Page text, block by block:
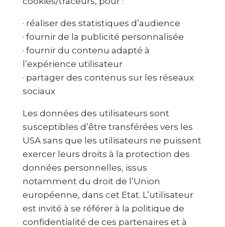
· réaliser des statistiques d’audience
· fournir de la publicité personnalisée
· fournir du contenu adapté à
l’expérience utilisateur
· partager des contenus sur les réseaux
sociaux
Les données des utilisateurs sont
susceptibles d’être transférées vers les
USA sans que les utilisateurs ne puissent
exercer leurs droits à la protection des
données personnelles, issus
notamment du droit de l’Union
européenne, dans cet Etat. L’utilisateur
est invité à se référer à la politique de
confidentialité de ces partenaires et à